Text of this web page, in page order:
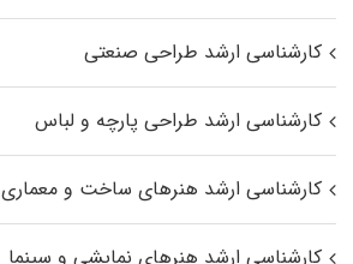
کارشناسی ارشد طراحی صنعتی
کارشناسی ارشد طراحی پارچه و لباس
کارشناسی ارشد هنرهای ساخت و معماری
کارشناسی ارشد هنرهای نمایشی و سینما